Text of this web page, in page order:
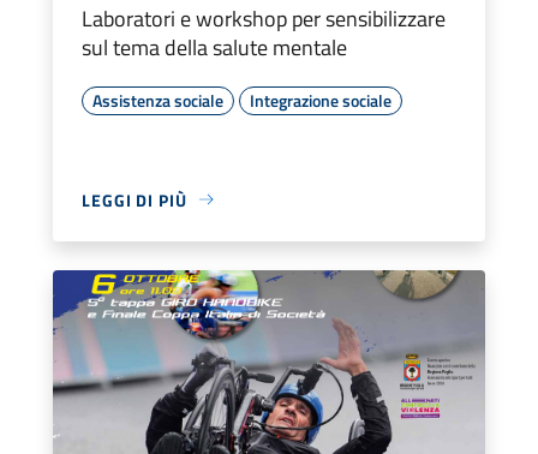
Laboratori e workshop per sensibilizzare
sul tema della salute mentale
Assistenza sociale Integrazione sociale
LEGGI DI PIÙ